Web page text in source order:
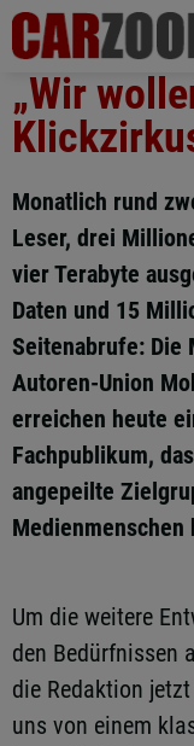
„Wir
Monatlich rund
Leser, drei
vier Terabyte
Daten und 15
Seitenabrufe: Die
Autoren-Union
erreichen heute
Fachpublikum,
angepeilte
Medienmenschen
Um die weitere
den Bedürfnissen
die Redaktion
uns von einem